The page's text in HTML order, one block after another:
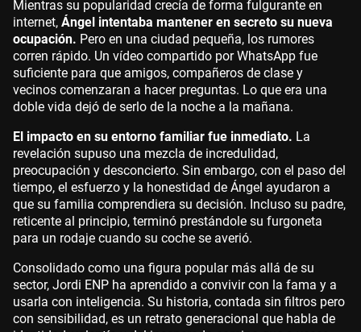
Mientras su popularidad crecía de forma fulgurante en
internet, Ángel intentaba mantener en secreto su nueva
ocupación. Pero en una ciudad pequeña, los rumores
corren rápido. Un vídeo compartido por WhatsApp fue
suficiente para que amigos, compañeros de clase y
vecinos comenzaran a hacer preguntas. Lo que era una
doble vida dejó de serlo de la noche a la mañana.
El impacto en su entorno familiar fue inmediato. La
revelación supuso una mezcla de incredulidad,
preocupación y desconcierto. Sin embargo, con el paso del
tiempo, el esfuerzo y la honestidad de Ángel ayudaron a
que su familia comprendiera su decisión. Incluso su padre,
reticente al principio, terminó prestándole su furgoneta
para un rodaje cuando su coche se averió.
Consolidado como una figura popular más allá de su
sector, Jordi ENP ha aprendido a convivir con la fama y a
usarla con inteligencia. Su historia, contada sin filtros pero
con sensibilidad, es un retrato generacional que habla de